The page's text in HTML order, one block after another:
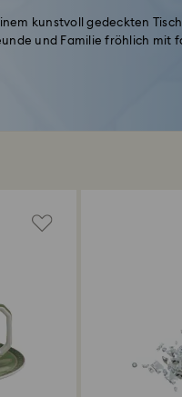
kunstvoll gedeckten
und Familie fröhlich mit